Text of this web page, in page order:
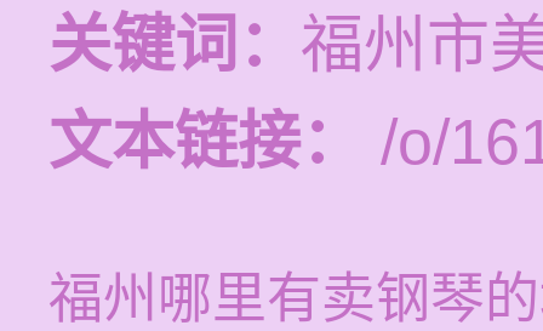
关键词： 福州市
文本链接：
/o/
福州哪里有卖钢琴